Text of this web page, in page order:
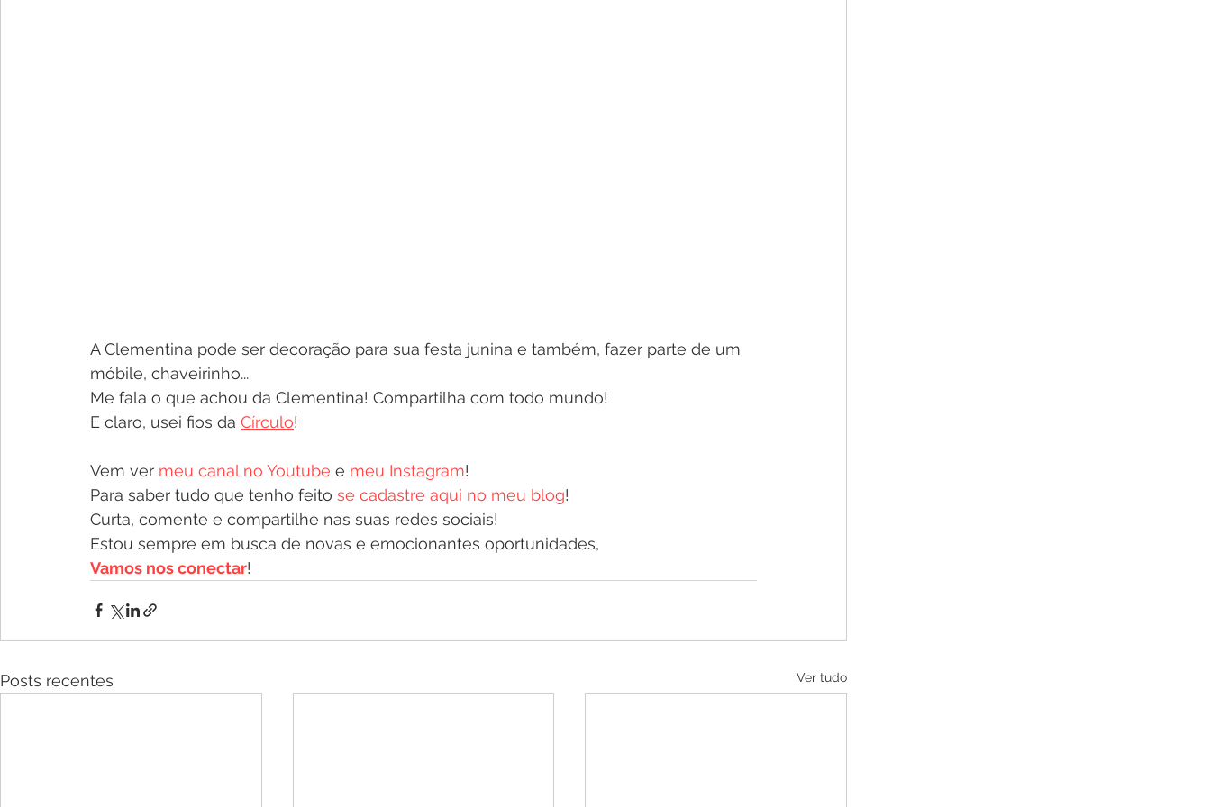
A Clementina pode ser decoração para sua festa junina e também, fazer parte de um
móbile, chaveirinho...
Me fala o que achou da Clementina! Compartilha com todo mundo!
E claro, usei fios da Círculo!
Vem ver meu canal no Youtube e meu Instagram!
Para saber tudo que tenho feito se cadastre aqui no meu blog!
Curta, comente e compartilhe nas suas redes sociais!
Estou sempre em busca de novas e emocionantes oportunidades,
Vamos nos conectar!
Posts recentes Ver tudo